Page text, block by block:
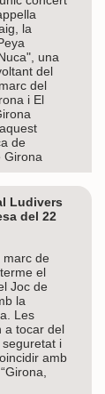
la
una
del
del
i El
de
Girona
Ludivers
del 22
marc de
el
Joc de
la
Les
a tocar del
i
amb